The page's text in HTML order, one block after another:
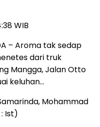
WIB
– Aroma tak sedap
dari truk
Mangga, Jalan Otto
keluhan…